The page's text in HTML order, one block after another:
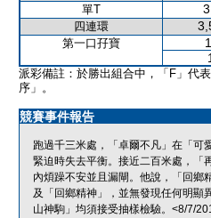
單T
四連環
第一口孖寶
派彩備註：於勝出組合中，「F」代
序」。
競賽事件報告
跑過千三米處，「卓爾不凡」在「可
緊迫時失去平衡。接近二百米處，「
內煩躁不安並且漏閘。他說，「回鄉
及「回鄉精神」，並無發現任何明顯
山神駒」均須接受抽樣檢驗。<8/7/